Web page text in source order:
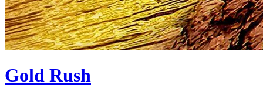
Gold Rush